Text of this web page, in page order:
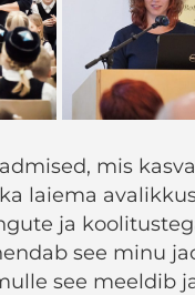
mis
laiema
ja
see minu
see meeldib